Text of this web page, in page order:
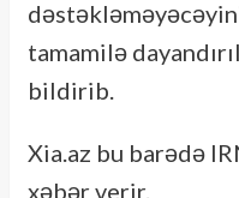
tamamilə
bildirib.
Xia.az bu barədə
xəbər verir.